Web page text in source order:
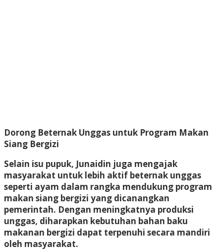
Dorong Beternak Unggas untuk Program Makan
Siang Bergizi
Selain isu pupuk, Junaidin juga mengajak
masyarakat untuk lebih aktif beternak unggas
seperti ayam dalam rangka mendukung program
makan siang bergizi yang dicanangkan
pemerintah. Dengan meningkatnya produksi
unggas, diharapkan kebutuhan bahan baku
makanan bergizi dapat terpenuhi secara mandiri
oleh masyarakat.